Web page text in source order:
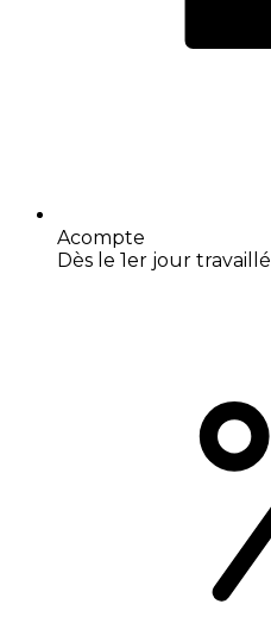
Acompte
Dès le 1er jour travaillé